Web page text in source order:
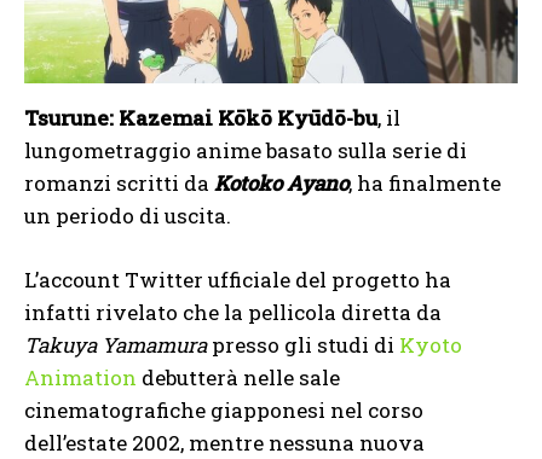
Tsurune: Kazemai Kōkō Kyūdō-bu, il
lungometraggio anime basato sulla serie di
romanzi scritti da Kotoko Ayano, ha finalmente
un periodo di uscita.
L’account Twitter ufficiale del progetto ha
infatti rivelato che la pellicola diretta da
Takuya Yamamurapresso gli studi di Kyoto
Animation debutterà nelle sale
cinematografiche giapponesi nel corso
dell’estate 2002, mentre nessuna nuova